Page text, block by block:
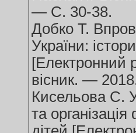
— С. 30-38.
Добко Т.
України:
[Електронний
вісник. —
Кисельова С.
та